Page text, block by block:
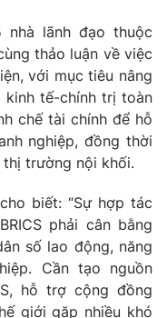
lãnh đạo thuộc
thảo luận về việc
với mục tiêu nâng
kinh tế-chính trị toàn
chế tài chính để hỗ
nghiệp, đồng thời
trường nội khối.
cho biết: “Sự hợp tác
phải cân bằng
số lao động, năng
Cần tạo nguồn
hỗ trợ cộng đồng
giới gặp nhiều khó